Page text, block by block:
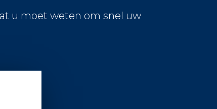
u moet weten om snel uw